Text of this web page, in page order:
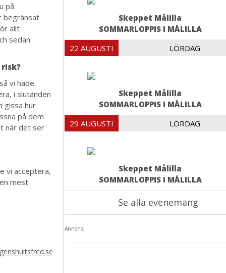
på
begränsat.
allt
sedan
vi hade
i slutänden
gissa hur
på dem
när det ser
vi acceptera,
mest
Skeppet Målilla
SOMMARLOPPIS I MÅLILLA
22 AUGUSTI LÖRDAG
Skeppet Målilla
SOMMARLOPPIS I MÅLILLA
29 AUGUSTI LÖRDAG
Skeppet Målilla
SOMMARLOPPIS I MÅLILLA
Se alla evenemang
Annons: